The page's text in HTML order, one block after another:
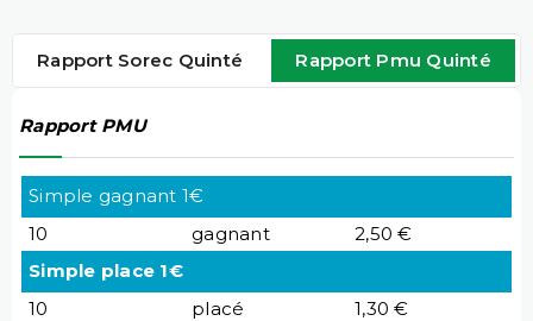
Rapport Sorec Quinté Rapport Pmu Quinté
Rapport PMU
Simple gagnant 1€
10
gagnant
2,50 €
Simple place 1€
10
placé
1,30 €